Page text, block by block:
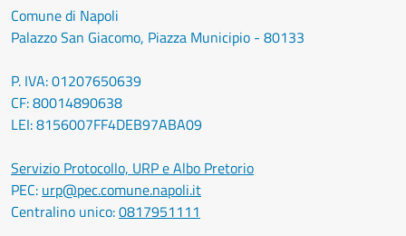
Comune di Napoli
Palazzo San Giacomo, Piazza Municipio - 80133
P. IVA: 01207650639
CF: 80014890638
LEI: 8156007FF4DEB97ABA09
Servizio Protocollo, URP e Albo Pretorio
PEC: urp@pec.comune.napoli.it
Centralino unico:0817951111